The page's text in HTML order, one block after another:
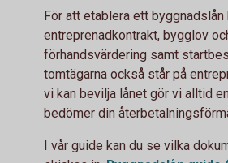
För att etablera ett
entreprenadkontrakt, bygglov
förhandsvärdering samt
tomtägarna också står på
vi kan bevilja lånet gör vi alltid
bedömer din
I vår guide kan du se vilka